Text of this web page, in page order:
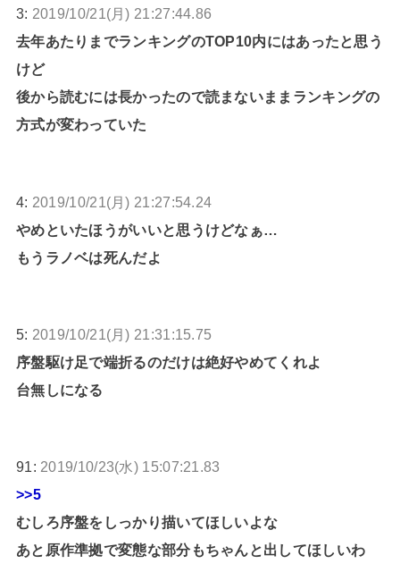
3: 2019/10/21(月) 21:27:44.86
去年あたりまでランキングのTOP10内にはあったと思う
けど
後から読むには長かったので読まないままランキングの
方式が変わっていた
4: 2019/10/21(月) 21:27:54.24
やめといたほうがいいと思うけどなぁ…
もうラノベは死んだよ
5: 2019/10/21(月) 21:31:15.75
序盤駆け足で端折るのだけは絶好やめてくれよ
台無しになる
91: 2019/10/23(水) 15:07:21.83
>>5
むしろ序盤をしっかり描いてほしいよな
あと原作準拠で変態な部分もちゃんと出してほしいわ